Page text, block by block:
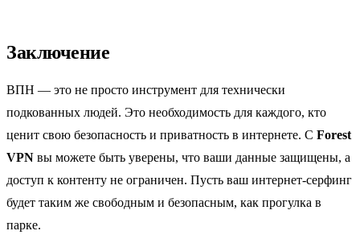
Заключение
ВПН — это не просто инструмент для технически
подкованных людей. Это необходимость для каждого, кто
ценит свою безопасность и приватность в интернете. С Forest
VPN вы можете быть уверены, что ваши данные защищены, а
доступ к контенту не ограничен. Пусть ваш интернет-серфинг
будет таким же свободным и безопасным, как прогулка в
парке.